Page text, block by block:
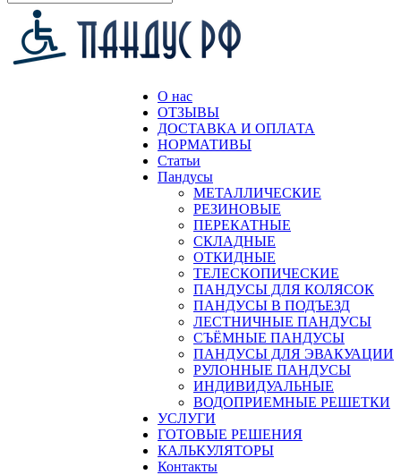
О нас
ОТЗЫВЫ
ДОСТАВКА И ОПЛАТА
НОРМАТИВЫ
Статьи
Пандусы
МЕТАЛЛИЧЕСКИЕ
РЕЗИНОВЫЕ
ПЕРЕКАТНЫЕ
СКЛАДНЫЕ
ОТКИДНЫЕ
ТЕЛЕСКОПИЧЕСКИЕ
ПАНДУСЫ ДЛЯ КОЛЯСОК
ПАНДУСЫ В ПОДЪЕЗД
ЛЕСТНИЧНЫЕ ПАНДУСЫ
CЪЁМНЫЕ ПАНДУСЫ
ПАНДУСЫ ДЛЯ ЭВАКУАЦИИ
РУЛОННЫЕ ПАНДУСЫ
ИНДИВИДУАЛЬНЫЕ
ВОДОПРИЕМНЫЕ РЕШЕТКИ
УСЛУГИ
ГОТОВЫЕ РЕШЕНИЯ
КАЛЬКУЛЯТОРЫ
Контакты